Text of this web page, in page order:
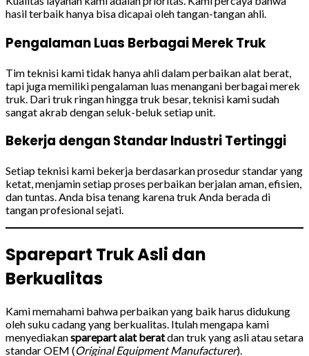
hasil terbaik hanya bisa dicapai oleh tangan-tangan ahli.
Pengalaman Luas Berbagai Merek Truk
Tim teknisi kami tidak hanya ahli dalam perbaikan alat berat,
tapi juga memiliki pengalaman luas menangani berbagai merek
truk. Dari truk ringan hingga truk besar, teknisi kami sudah
sangat akrab dengan seluk-beluk setiap unit.
Bekerja dengan Standar Industri Tertinggi
Setiap teknisi kami bekerja berdasarkan prosedur standar yang
ketat, menjamin setiap proses perbaikan berjalan aman, efisien,
dan tuntas. Anda bisa tenang karena truk Anda berada di
tangan profesional sejati.
Sparepart Truk Asli dan
Berkualitas
Kami memahami bahwa perbaikan yang baik harus didukung
oleh suku cadang yang berkualitas. Itulah mengapa kami
menyediakansparepart alat beratdan truk yang asli atau setara
standar OEM (Original Equipment Manufacturer).